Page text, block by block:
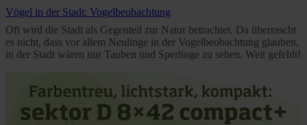
Vögel in der Stadt: Vogelbeobachtung
Oft wird die Stadt als Gegenteil zur Natur betrachtet. Da überrascht
es nicht, dass vor allem Neulinge in der Vogelbeobachtung glauben,
in der Stadt wären nur Tauben und Sperlinge zu sehen. Weit gefehlt!